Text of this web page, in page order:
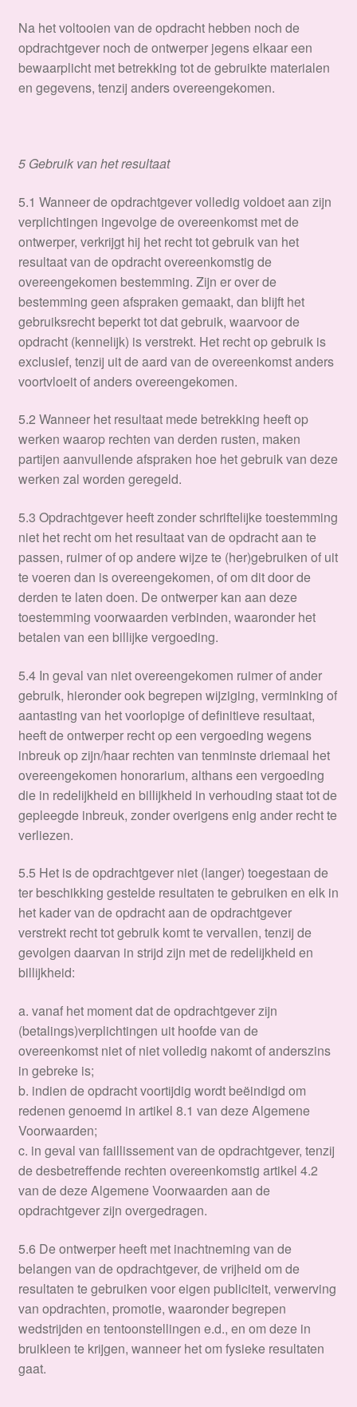
Na het voltooien van de opdracht hebben noch de
opdrachtgever noch de ontwerper jegens elkaar een
bewaarplicht met betrekking tot de gebruikte materialen
en gegevens, tenzij anders overeengekomen.
5 Gebruik van het resultaat
​5.1 Wanneer de opdrachtgever volledig voldoet aan zijn
verplichtingen ingevolge de overeenkomst met de
ontwerper, verkrijgt hij het recht tot gebruik van het
resultaat van de opdracht overeenkomstig de
overeengekomen bestemming. Zijn er over de
bestemming geen afspraken gemaakt, dan blijft het
gebruiksrecht beperkt tot dat gebruik, waarvoor de
opdracht (kennelijk) is verstrekt. Het recht op gebruik is
exclusief, tenzij uit de aard van de overeenkomst anders
voortvloeit of anders overeengekomen.
5.2 Wanneer het resultaat mede betrekking heeft op
werken waarop rechten van derden rusten, maken
partijen aanvullende afspraken hoe het gebruik van deze
werken zal worden geregeld.
5.3 Opdrachtgever heeft zonder schriftelijke toestemming
niet het recht om het resultaat van de opdracht aan te
passen, ruimer of op andere wijze te (her)gebruiken of uit
te voeren dan is overeengekomen, of om dit door de
derden te laten doen. De ontwerper kan aan deze
toestemming voorwaarden verbinden, waaronder het
betalen van een billijke vergoeding.
5.4 In geval van niet overeengekomen ruimer of ander
gebruik, hieronder ook begrepen wijziging, verminking of
aantasting van het voorlopige of definitieve resultaat,
heeft de ontwerper recht op een vergoeding wegens
inbreuk op zijn/haar rechten van tenminste driemaal het
overeengekomen honorarium, althans een vergoeding
die in redelijkheid en billijkheid in verhouding staat tot de
gepleegde inbreuk, zonder overigens enig ander recht te
verliezen.
5.5 Het is de opdrachtgever niet (langer) toegestaan de
ter beschikking gestelde resultaten te gebruiken en elk in
het kader van de opdracht aan de opdrachtgever
verstrekt recht tot gebruik komt te vervallen, tenzij de
gevolgen daarvan in strijd zijn met de redelijkheid en
billijkheid:
a. vanaf het moment dat de opdrachtgever zijn
(betalings)verplichtingen uit hoofde van de
overeenkomst niet of niet volledig nakomt of anderszins
in gebreke is;
b. indien de opdracht voortijdig wordt beëindigd om
redenen genoemd in artikel 8.1 van deze Algemene
Voorwaarden;
c. in geval van faillissement van de opdrachtgever, tenzij
de desbetreffende rechten overeenkomstig artikel 4.2
van de deze Algemene Voorwaarden aan de
opdrachtgever zijn overgedragen.
5.6 De ontwerper heeft met inachtneming van de
belangen van de opdrachtgever, de vrijheid om de
resultaten te gebruiken voor eigen publiciteit, verwerving
van opdrachten, promotie, waaronder begrepen
wedstrijden en tentoonstellingen e.d., en om deze in
bruikleen te krijgen, wanneer het om fysieke resultaten
gaat.